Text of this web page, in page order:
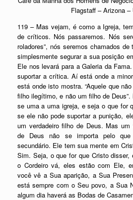
Flagstaff – Arizona –
119 – Mas vejam, é como a Igreja,
de críticos. Nós passaremos. Nós
roladores”, nós seremos chamados
simplesmente segurar a sua posição
Ele nos levará para a Galeria da
suportar a crítica. Aí está onde a
está onde isto mostra. “Aquele que
filho ilegítimo, e não um filho de
se uma a uma igreja, e seja o que for
se ele não pode suportar a punição,
um verdadeiro filho de Deus. Mas um
de Deus não se importa pelo
secundário. Ele tem sua mente em
Sim. Seja, o que for que Cristo
o Cordeiro vá, eles estão com Ele,
você vê a Sua aparição, a Sua
está sempre com o Seu povo, a Sua
algum dia haverá as Bodas de